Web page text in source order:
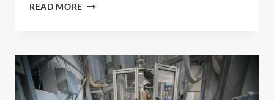
READ MORE GOODWILL